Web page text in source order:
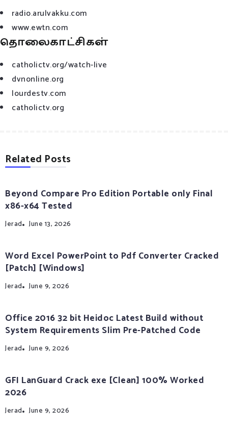
radio.arulvakku.com
www.ewtn.com
தொலைகாட்சிகள்
catholictv.org/watch-live
dvnonline.org
lourdestv.com
catholictv.org
Related Posts
Beyond Compare Pro Edition Portable only Final
x86-x64 Tested
Jerad June 13, 2026
Word Excel PowerPoint to Pdf Converter Cracked
[Patch] [Windows]
Jerad June 9, 2026
Office 2016 32 bit Heidoc Latest Build without
System Requirements Slim Pre-Patched Code
Jerad June 9, 2026
GFI LanGuard Crack exe [Clean] 100% Worked
2026
Jerad June 9, 2026